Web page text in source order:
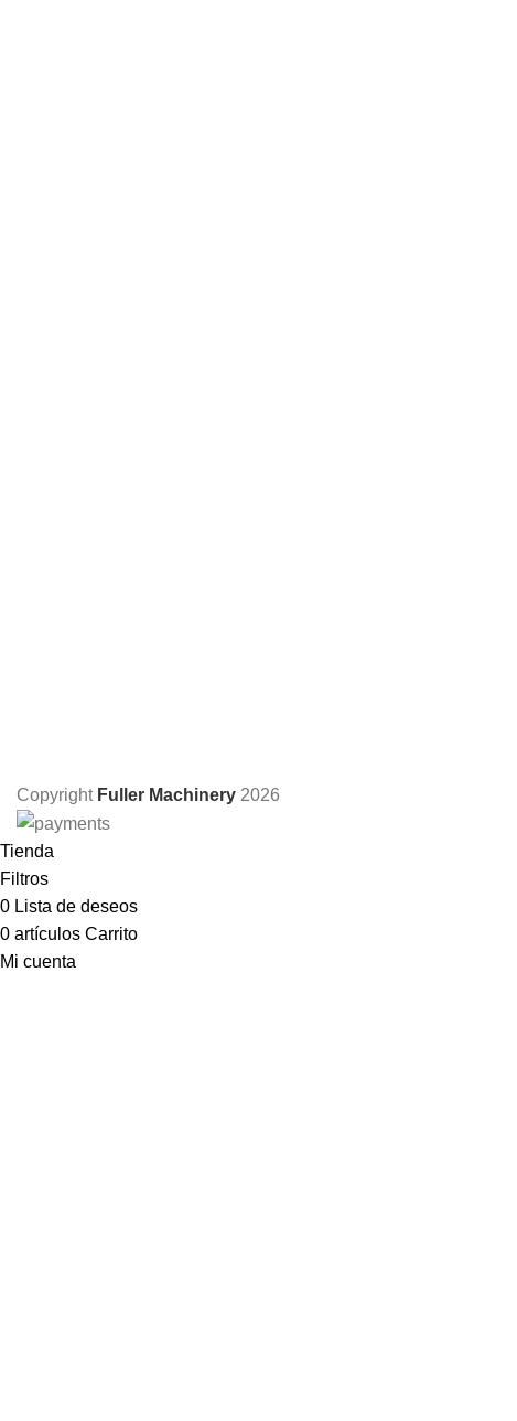
Copyright Fuller Machinery 2026
Tienda
Filtros
0 Lista de deseos
0 artículos Carrito
Mi cuenta